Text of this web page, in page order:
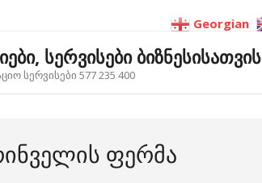
სერვისები ბიზნესისათვის
სერვისები 577 235 400
ᲤᲔᲠᲛᲐ
Georgian